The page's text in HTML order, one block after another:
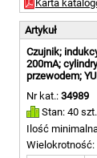
Karta
Artykuł
Czujnik;
200mA;
przewodem;
Nr kat.: 34989
Stan: 40 szt.
Ilość
Wielokrotność: